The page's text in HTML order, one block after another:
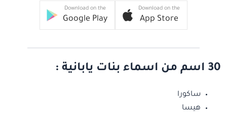
Download on the
App Store
Download on the
Google Play
30 اسم من اسماء بنات يابانية :
ساكورا
هيسا